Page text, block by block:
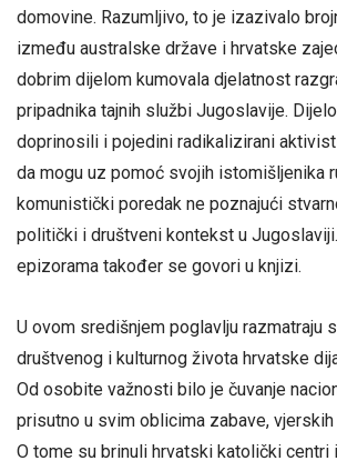
domovine. Razumljivo, to je izazivalo
između australske države i hrvatske
dobrim dijelom kumovala djelatnost
pripadnika tajnih službi Jugoslavije.
doprinosili i pojedini radikalizirani
da mogu uz pomoć svojih istomišljenika
komunistički poredak ne poznajući
politički i društveni kontekst u
epizorama također se govori u knjizi.
U ovom središnjem poglavlju razmatraju
društvenog i kulturnog života hrvatske
Od osobite važnosti bilo je čuvanje
prisutno u svim oblicima zabave,
O tome su brinuli hrvatski katolički centri